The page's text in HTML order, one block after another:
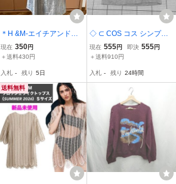
＊H &M-エイチアンドエ
ム＊グレー長めのタンク
トップ(新品)
現在 350円
＋送料430円
入札 - 残り 5日
◇ ⊂ COS コス シンプル
半袖 Tシャツ カットソー
サイズEUR XS グレー系
現在 555円 即決 555円
＋送料910円
入札 - 残り 24時間
送料無料